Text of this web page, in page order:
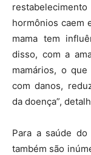
hormônios caem
mama tem
disso, com a
mamários, o
com danos,
da doença”,
Para a saúde do
também são